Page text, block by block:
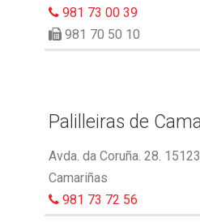
981 73 00 39
981 70 50 10
Palilleiras de
Avda. da Coruña. 28.
Camariñas
981 73 72 56